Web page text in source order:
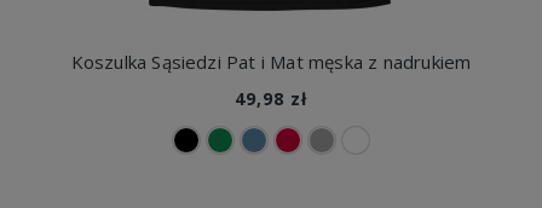
Koszulka Sąsiedzi Pat i Mat męska z nadrukiem
49,98 zł